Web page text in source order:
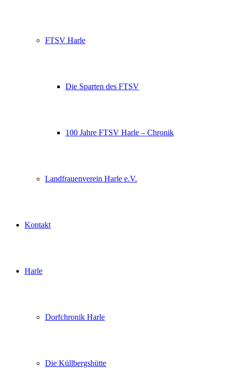
FTSV Harle
Die Sparten des FTSV
100 Jahre FTSV Harle – Chronik
Landfrauenverein Harle e.V.
Kontakt
Harle
Dorfchronik Harle
Die Küllbergshütte